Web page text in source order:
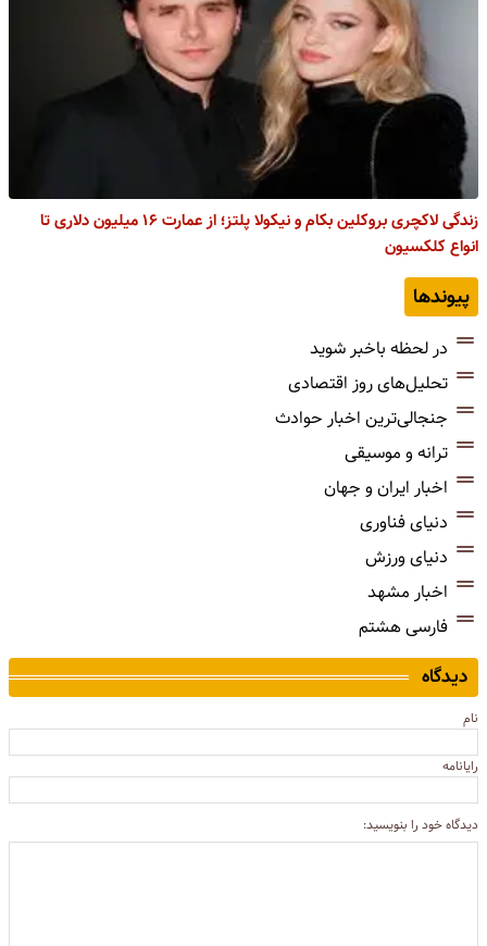
زندگی لاکچری بروکلین بکام و نیکولا پلتز؛ از عمارت ۱۶ میلیون دلاری تا
انواع کلکسیون
پیوندها
در لحظه باخبر شوید
تحلیل‌های روز اقتصادی
جنجالی‌ترین اخبار حوادث
ترانه و موسیقی
اخبار ایران و جهان
دنیای فناوری
دنیای ورزش
اخبار مشهد
فارسی هشتم
دیدگاه
نام
رایانامه
دیدگاه خود را بنویسید: